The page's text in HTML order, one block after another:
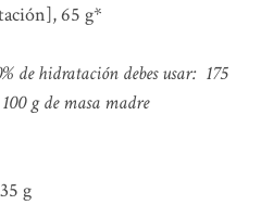
65 g*
de hidratación debes usar: 175
g de masa madre
g